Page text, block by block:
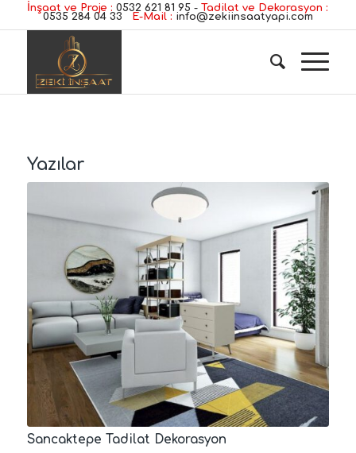
İnşaat ve Proje : 0532 621 81 95 - Tadilat ve Dekorasyon :
0535 284 04 33 E-Mail : info@zekiinsaatyapi.com
Yazılar
Sancaktepe Tadilat Dekorasyon